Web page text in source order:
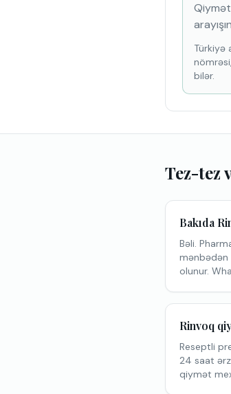
Türkiyə
bilər.
Tez-tez
Bakıda
Bəli.
mənbədən
olunur.
Rinvoq
Reseptli
24 saat
qiymət